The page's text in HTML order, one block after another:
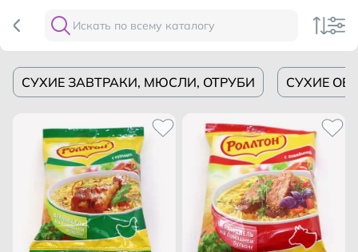
СУХИЕ ЗАВТРАКИ, МЮСЛИ, ОТРУБИ СУХИЕ